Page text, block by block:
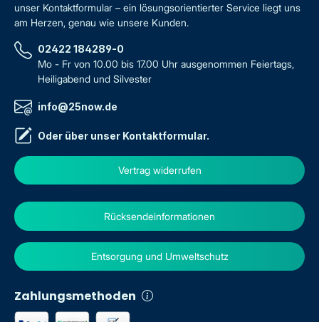
unser Kontaktformular – ein lösungsorientierter Service liegt uns
am Herzen, genau wie unsere Kunden.
02422 184289-0
Mo - Fr von 10.00 bis 17.00 Uhr ausgenommen Feiertags,
Heiligabend und Silvester
info@25now.de
Oder über unser Kontaktformular.
Vertrag widerrufen
Zahlungsmethoden
Rücksendeinformationen
Entsorgung und Umweltschutz